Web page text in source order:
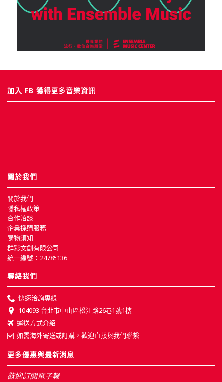
加入 FB 獲得更多音樂資訊
關於我們
關於我們
隱私權政策
合作洽談
企業採購服務
購物須知
群彩文創有限公司
統一編號：24785136
聯絡我們
快速洽詢專線
104093 台北市中山區松江路26巷1號1樓
運送方式介紹
如需海外寄送或訂購，歡迎直接與我們聯繫
更多優惠與最新消息
歡迎訂閱電子報